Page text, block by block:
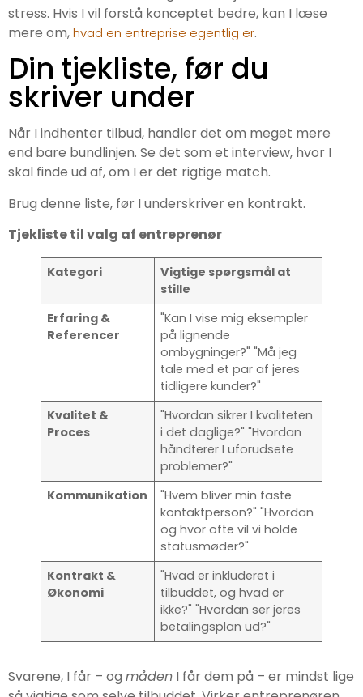
stress. Hvis I vil forstå konceptet bedre, kan I læse
mere om,hvad en entreprise egentlig er.
Din tjekliste, før du
skriver under
Når I indhenter tilbud, handler det om meget mere
end bare bundlinjen. Se det som et interview, hvor I
skal finde ud af, om I er det rigtige match.
Brug denne liste, før I underskriver en kontrakt.
Tjekliste til valg af entreprenør
Kategori
Vigtige spørgsmål at
stille
Erfaring &
Referencer
"Kan I vise mig eksempler
på lignende
ombygninger?" "Må jeg
tale med et par af jeres
tidligere kunder?"
Kvalitet &
Proces
"Hvordan sikrer I kvaliteten
i det daglige?" "Hvordan
håndterer I uforudsete
problemer?"
Kommunikation
"Hvem bliver min faste
kontaktperson?" "Hvordan
og hvor ofte vil vi holde
statusmøder?"
Kontrakt &
Økonomi
"Hvad er inkluderet i
tilbuddet, og hvad er
ikke?" "Hvordan ser jeres
betalingsplan ud?"
Svarene, I får – og måden I får dem på – er mindst lige